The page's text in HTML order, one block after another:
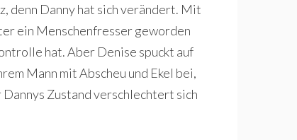
denn Danny hat sich verändert. Mit
ein Menschenfresser geworden
hat. Aber Denise spuckt auf
Mann mit Abscheu und Ekel bei,
Zustand verschlechtert sich